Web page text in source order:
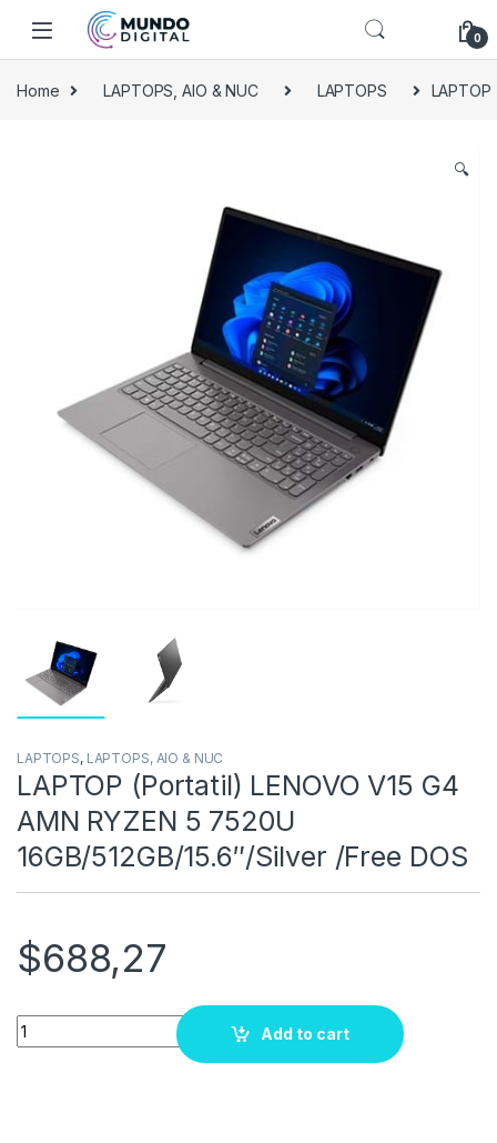
Skip to navigation
Skip to content
0
Home LAPTOPS, AIO & NUC LAPTOPS LAPTOP
🔍
LAPTOPS, LAPTOPS, AIO & NUC
LAPTOP (Portatil) LENOVO V15 G4
AMN RYZEN 5 7520U
16GB/512GB/15.6″/Silver /Free DOS
$688,27
Quantity
Add to cart